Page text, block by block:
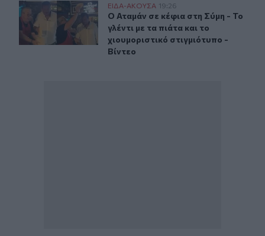
Ο Αταμάν σε κέφια στη Σύμη - Το γλέντι με τα πιάτα και
ΕΙΔΑ-ΑΚΟΥΣΑ 19:26
Ο Αταμάν σε κέφια στη Σύμη - Το
Ο Αταμάν σε κέφια στη Σύμη - Το
γλέντι με τα πιάτα και το
χιουμοριστικό στιγμιότυπο -
Βίντεο